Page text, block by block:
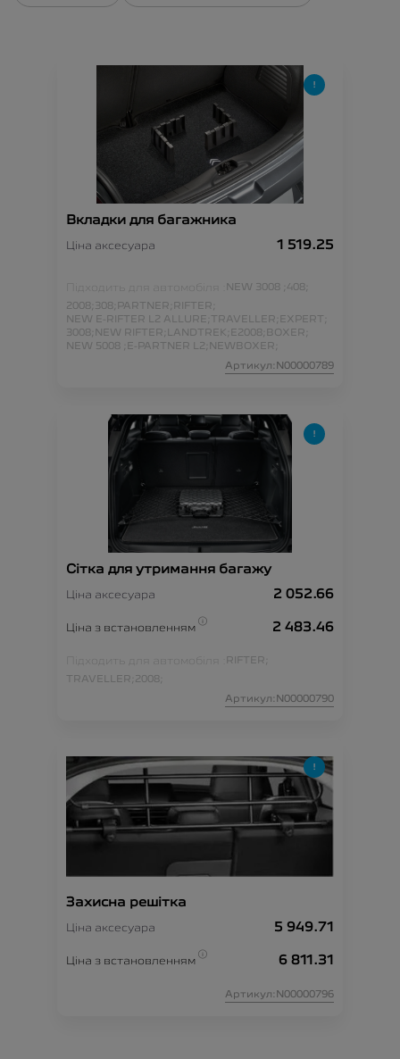
Вкладки для багажника
Ціна аксесуара 1 519.25
Підходить для автомобіля : NEW 3008 ; 408;
2008; 308; PARTNER;
RIFTER;
NEW E-RIFTER L2 ALLURE;
TRAVELLER;
EXPERT;
3008;
NEW RIFTER; LANDTREK; E2008;
BOXER;
NEW 5008 ;
E-PARTNER L2; NEWBOXER;
Артикул:N00000789
Сітка для утримання багажу
Ціна аксесуара 2 052.66
Ціна з встановленням 2 483.46
Підходить для автомобіля : RIFTER;
TRAVELLER; 2008;
Артикул:N00000790
Захисна решітка
Ціна аксесуара 5 949.71
Ціна з встановленням 6 811.31
Артикул:N00000796